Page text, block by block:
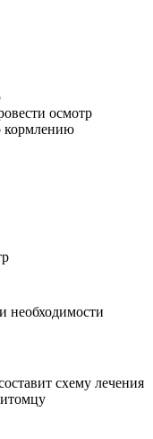
осмотр
кормлению
необходимости
схему лечения